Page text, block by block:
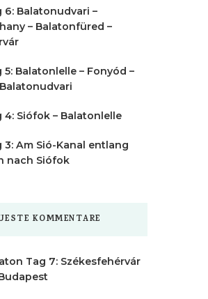
6: Balatonudvari –
– Balatonfüred –
5: Balatonlelle – Fonyód –
4: Siófok – Balatonlelle
3: Am Sió-Kanal entlang
nach Siófok
KOMMENTARE
Tag 7: Székesfehérvár